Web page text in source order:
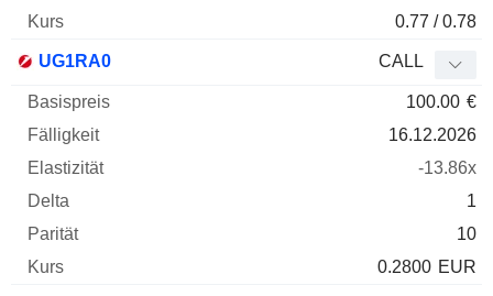
0.77 / 0.78
UG1RA0 CALL
100.00 €
16.12.2026
-13.86x
1
10
0.2800 EUR